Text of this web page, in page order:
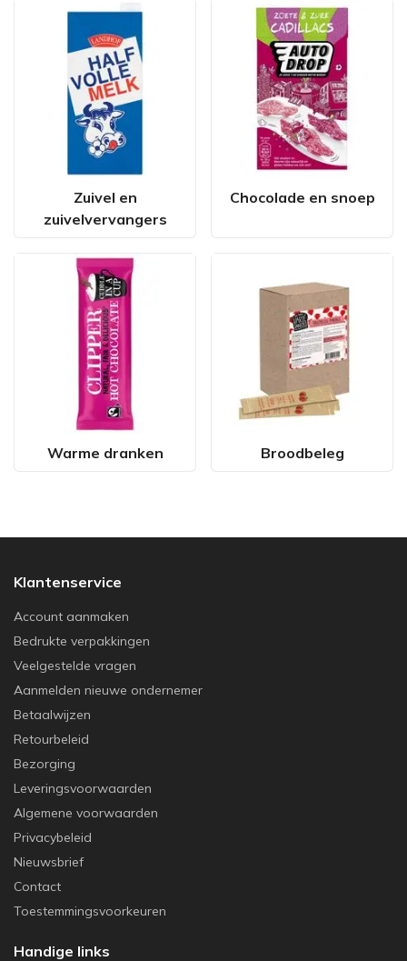
Zuivel en
zuivelvervangers
Chocolade en snoep
Warme dranken Broodbeleg
Klantenservice
Account aanmaken
Bedrukte verpakkingen
Veelgestelde vragen
Aanmelden nieuwe ondernemer
Betaalwijzen
Retourbeleid
Bezorging
Leveringsvoorwaarden
Algemene voorwaarden
Privacybeleid
Nieuwsbrief
Contact
Toestemmingsvoorkeuren
Handige links